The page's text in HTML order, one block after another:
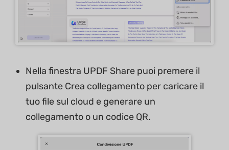
Nella finestra UPDF Share puoi premere il
pulsante Crea collegamento per caricare il
tuo file sul cloud e generare un
collegamento o un codice QR.